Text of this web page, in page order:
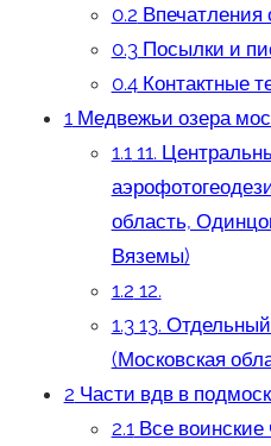
0.2 Впечатления
0.3Посылки и
0.4Контактные
1Медвежьи озера
1.111.
область,
Вяземы)
1.2 12.
1.313.
(Московская
2 Части вдв в
2.1Все воинские